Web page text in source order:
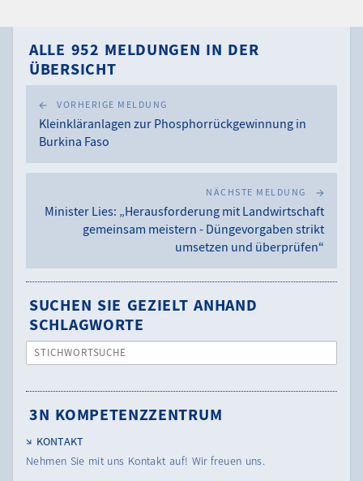
ALLE 952 MELDUNGEN IN DER
ÜBERSICHT
VORHERIGE MELDUNG
Kleinkläranlagen zur Phosphorrückgewinnung in
Burkina Faso
NÄCHSTE MELDUNG
Minister Lies: „Herausforderung mit Landwirtschaft
gemeinsam meistern - Düngevorgaben strikt
umsetzen und überprüfen“
SUCHEN SIE GEZIELT ANHAND
SCHLAGWORTE
STICHWORTSUCHE
3N KOMPETENZZENTRUM
KONTAKT
Nehmen Sie mit uns Kontakt auf! Wir freuen uns.